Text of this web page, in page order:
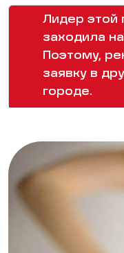
Лидер этой
заходила
Поэтому,
заявку в
городе.